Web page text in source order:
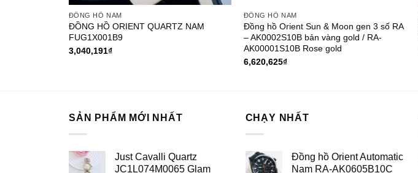
ĐỒNG HỒ NAM
ĐỒNG HỒ ORIENT QUARTZ NAM
FUG1X001B9
3,040,191₫
ĐỒNG HỒ NAM
Đồng hồ Orient Sun & Moon gen 3 số RA
– AK0002S10B bản vàng gold / RA-
AK00001S10B Rose gold
6,620,625₫
SẢN PHẨM MỚI NHẤT
Just Cavalli Quartz
JC1L074M0065 Glam
CHẠY NHẤT
Đồng hồ Orient Automatic
Nam RA-AK0605B10C